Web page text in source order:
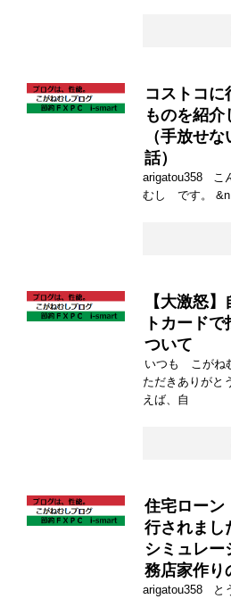
コストコに
ものを紹介
（手放せ
話）
arigatou358 こ
むし です。 &n
【大激怒
トカード
ついて
いつも こが
ただきありがと
えば、自
住宅ロー
行されまし
シミュレー
務店家作り
arigatou358 と